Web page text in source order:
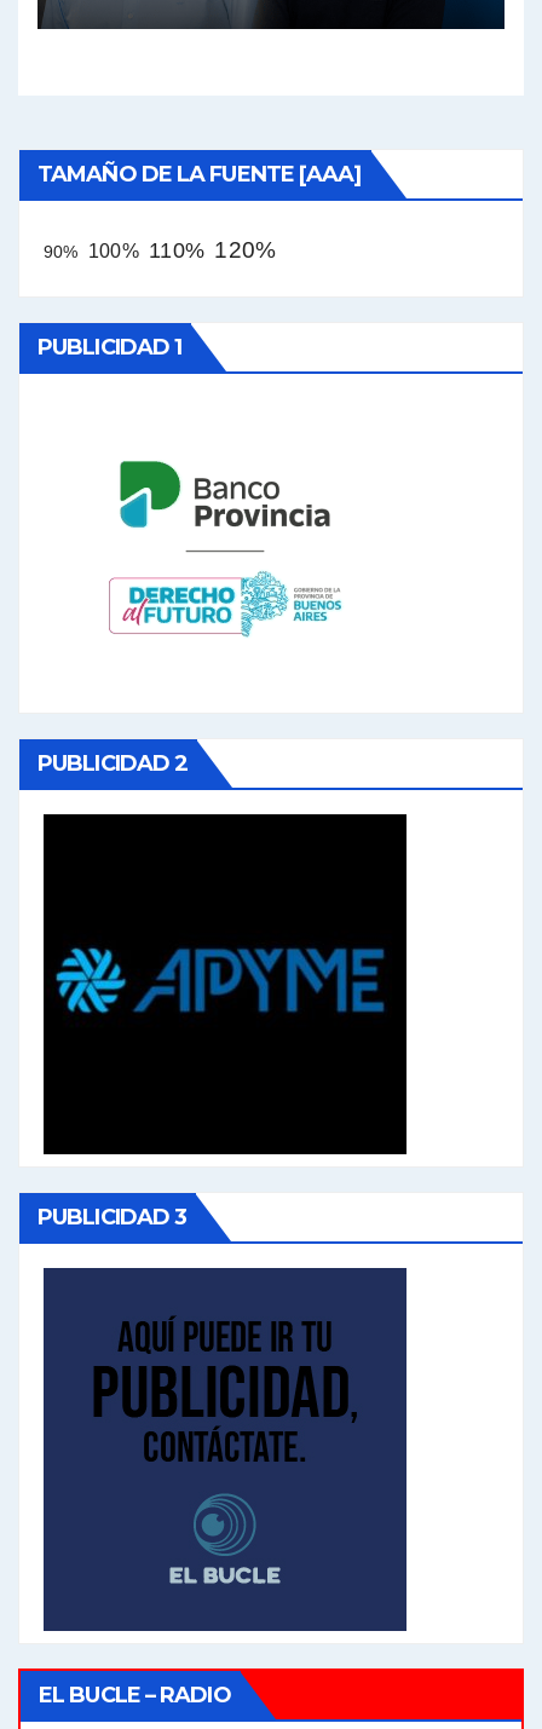
TAMAÑO DE LA FUENTE [AAA]
90% 100% 110% 120%
PUBLICIDAD 1
PUBLICIDAD 2
PUBLICIDAD 3
EL BUCLE – RADIO